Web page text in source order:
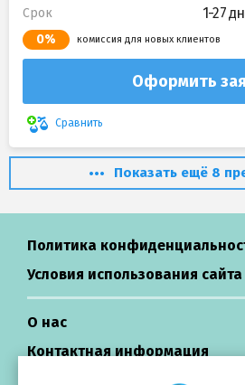
Срок 1-27
0% комиссия для новых клиентов
Оформить
Сравнить
Показать ещё 8
Политика
Условия использования сайта
О нас
Контактная информация